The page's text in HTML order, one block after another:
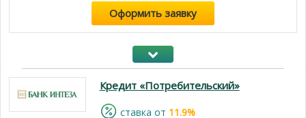
Оформить заявку
Кредит «Потребительский»
cтавка от 11.9%